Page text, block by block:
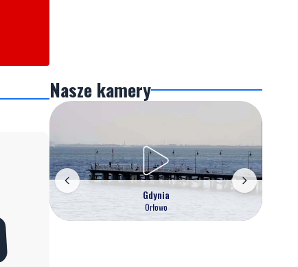
Nasze kamery
Gdynia
Orłowo